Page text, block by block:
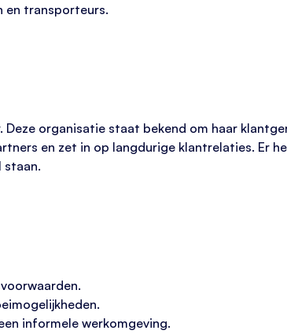
en transporteurs.
organisatie staat bekend om haar
en zet in op langdurige klantrelaties. Er
staan.
informele werkomgeving.